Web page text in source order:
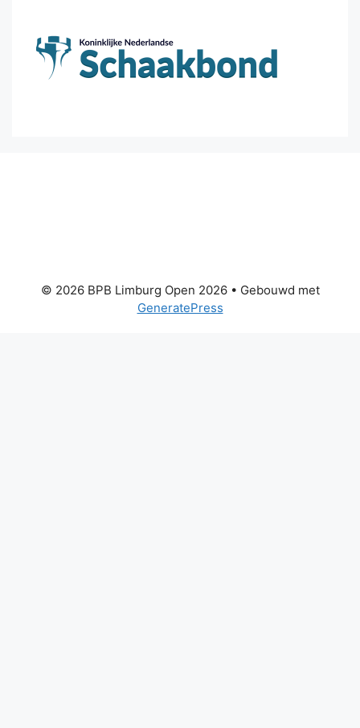
© 2026 BPB Limburg Open 2026• Gebouwd met
GeneratePress